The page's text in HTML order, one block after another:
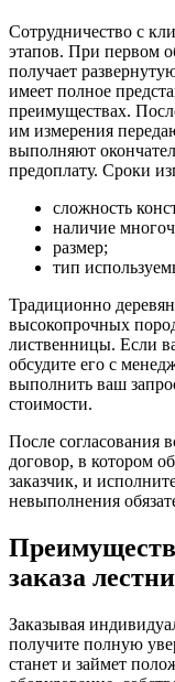
Сотрудничество с
этапов. При первом
получает
имеет полное
преимуществах.
им измерения
выполняют
предоплату. Сроки
сложность
наличие
размер;
тип
Традиционно
высокопрочных
лиственницы. Если
обсудите его с
выполнить ваш
стоимости.
После согласования
договор, в котором
заказчик, и
невыполнения
заказа
Заказывая
получите полную
станет и займет